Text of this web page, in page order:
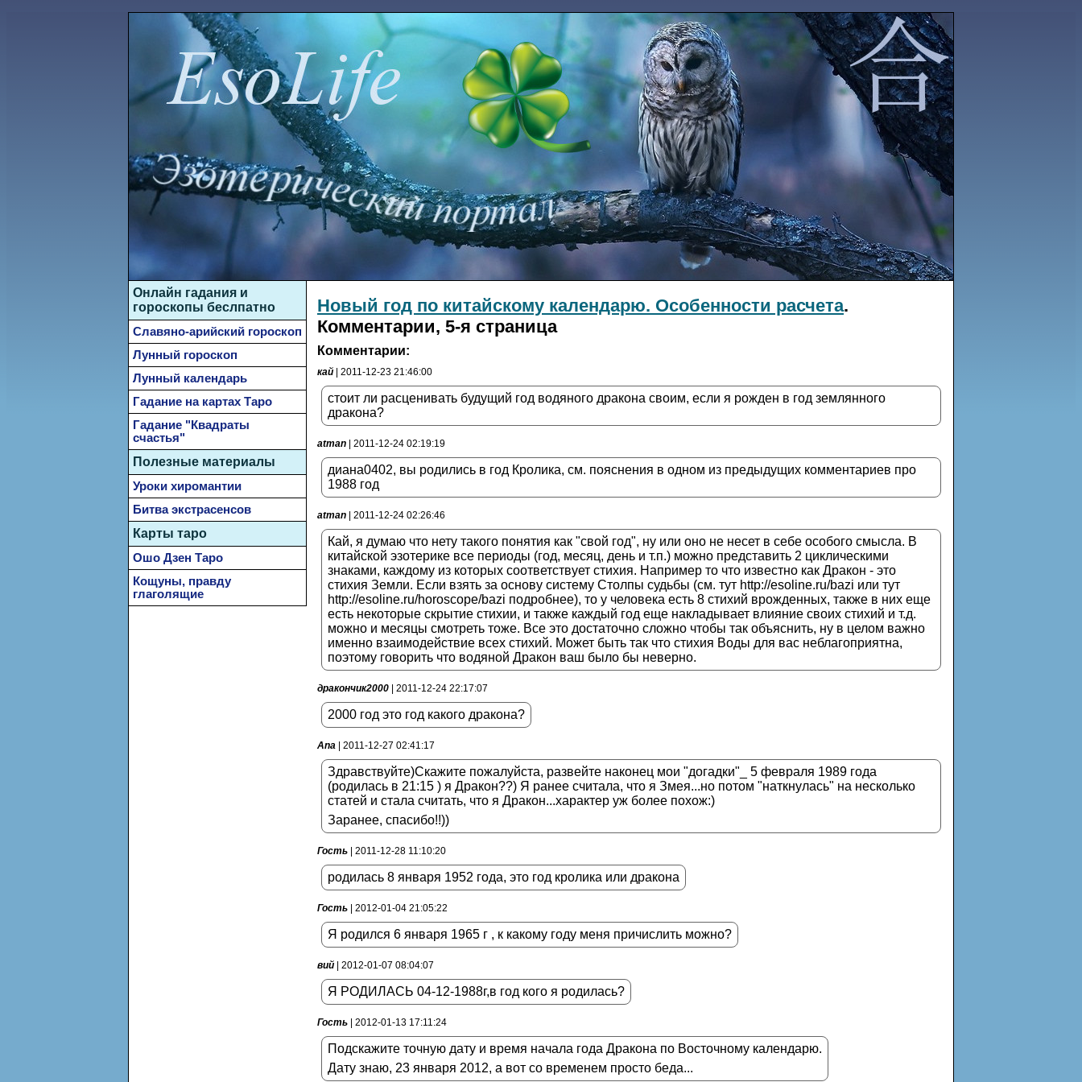
Новый год по китайскому календарю. Особенности расчета.
Комментарии, 5-я страница
Комментарии:
кай | 2011-12-23 21:46:00
стоит ли расценивать будущий год водяного дракона своим, если я рожден в год землянного
дракона?
atman | 2011-12-24 02:19:19
диана0402, вы родились в год Кролика, см. пояснения в одном из предыдущих комментариев про
1988 год
atman | 2011-12-24 02:26:46
Кай, я думаю что нету такого понятия как "свой год", ну или оно не несет в себе особого смысла. В
китайской эзотерике все периоды (год, месяц, день и т.п.) можно представить 2 циклическими
знаками, каждому из которых соответствует стихия. Например то что известно как Дракон - это
стихия Земли. Если взять за основу систему Столпы судьбы (см. тут http://esoline.ru/bazi или тут
http://esoline.ru/horoscope/bazi подробнее), то у человека есть 8 стихий врожденных, также в них еще
есть некоторые скрытие стихии, и также каждый год еще накладывает влияние своих стихий и т.д.
можно и месяцы смотреть тоже. Все это достаточно сложно чтобы так объяснить, ну в целом важно
именно взаимодействие всех стихий. Может быть так что стихия Воды для вас неблагоприятна,
поэтому говорить что водяной Дракон ваш было бы неверно.
дракончик2000 | 2011-12-24 22:17:07
2000 год это год какого дракона?
Ana | 2011-12-27 02:41:17
Здравствуйте)Скажите пожалуйста, развейте наконец мои "догадки"_ 5 февраля 1989 года
(родилась в 21:15 ) я Дракон??) Я ранее считала, что я Змея...но потом "наткнулась" на несколько
статей и стала считать, что я Дракон...характер уж более похож:)
Заранее, спасибо!!))
Гость | 2011-12-28 11:10:20
родилась 8 января 1952 года, это год кролика или дракона
Гость | 2012-01-04 21:05:22
Я родился 6 января 1965 г , к какому году меня причислить можно?
вий | 2012-01-07 08:04:07
Я РОДИЛАСЬ 04-12-1988г,в год кого я родилась?
Гость | 2012-01-13 17:11:24
Подскажите точную дату и время начала года Дракона по Восточному календарю.
Дату знаю, 23 января 2012, а вот со временем просто беда...
Онлайн гадания и
гороскопы беслпатно
Славяно-арийский гороскоп
Лунный гороскоп
Лунный календарь
Гадание на картах Таро
Гадание "Квадраты
счастья"
Полезные материалы
Уроки хиромантии
Битва экстрасенсов
Карты таро
Ошо Дзен Таро
Кощуны, правду
глаголящие